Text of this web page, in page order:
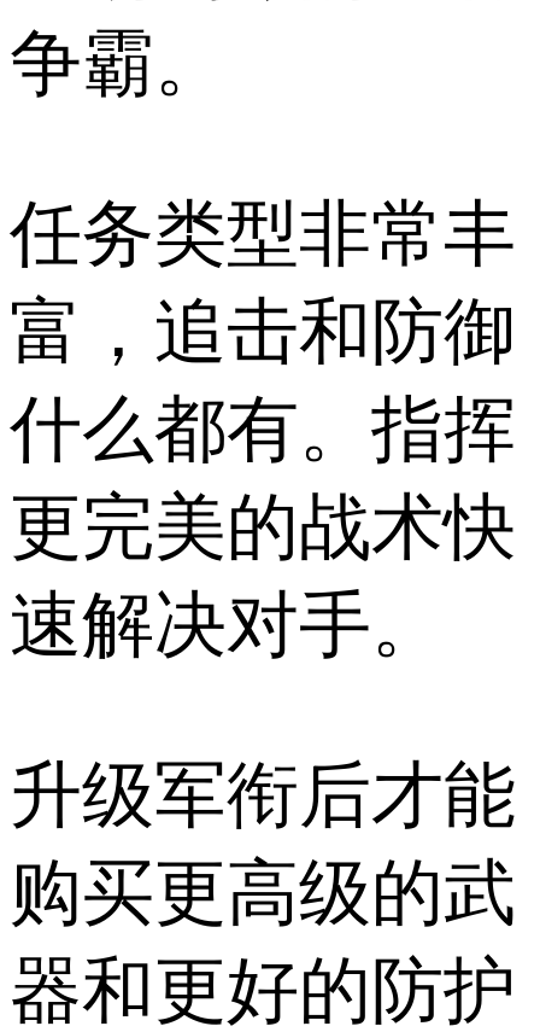
争霸。
任务类型非常丰
富，追击和防御
什么都有。指挥
更完美的战术快
速解决对手。
升级军衔后才能
购买更高级的武
器和更好的防护